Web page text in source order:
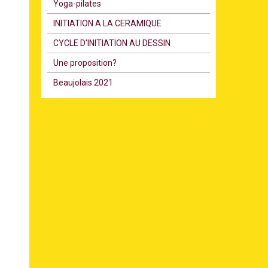
Υoga-pilates
INITIATION A LA CERAMIQUE
CYCLE D'INITIATION AU DESSIN
Une proposition?
Beaujolais 2021